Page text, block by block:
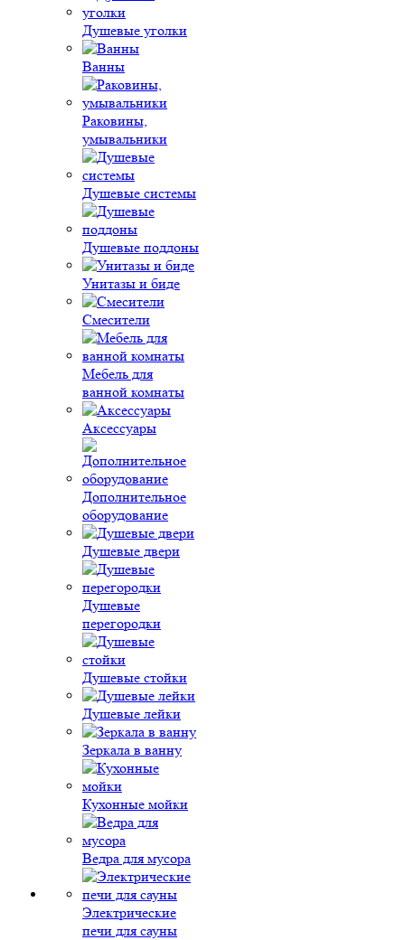
Душевые уголки
Ванны
Раковины,
умывальники
Душевые системы
Душевые поддоны
Унитазы и биде
Смесители
Мебель для
ванной комнаты
Аксессуары
Дополнительное
оборудование
Душевые двери
Душевые
перегородки
Душевые стойки
Душевые лейки
Зеркала в ванну
Кухонные мойки
Ведра для мусора
Электрические
печи для сауны